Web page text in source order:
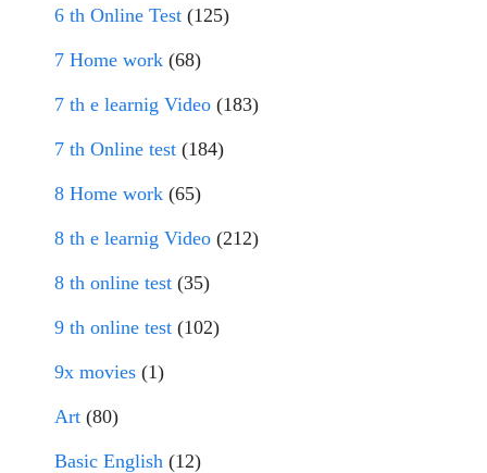
6 th Online Test (125)
7 Home work (68)
7 th e learnig Video (183)
7 th Online test (184)
8 Home work (65)
8 th e learnig Video (212)
8 th online test (35)
9 th online test (102)
9x movies (1)
Art (80)
Basic English (12)